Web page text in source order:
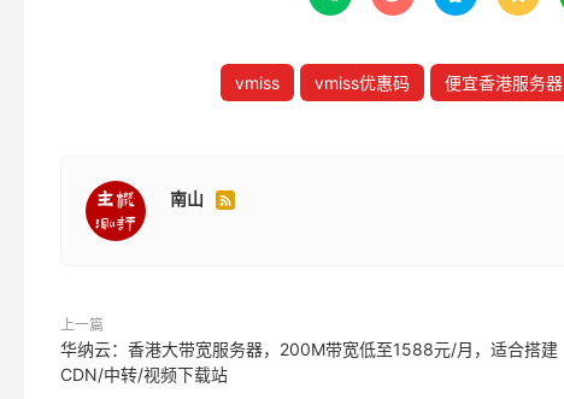
vmiss vmiss优惠码 便宜香港服务器
南山 
上一篇
华纳云：香港大带宽服务器，200M带宽低至1588元/月，适合搭建
CDN/中转/视频下载站